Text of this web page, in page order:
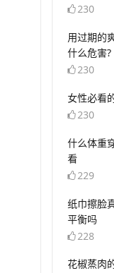
230
用过期的
什么危害?
230
女性必看
230
什么体重
看
229
纸巾擦脸
平衡吗
228
花椒蒸肉